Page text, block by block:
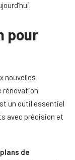
pour
nouvelles
rénovation
un outil essentiel
avec précision et
de